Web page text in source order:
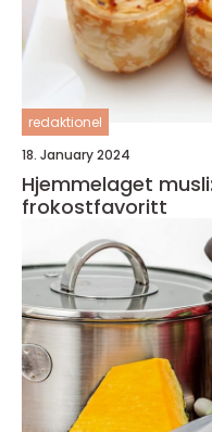
redaktionel
18. January 2024
Hjemmelaget
frokostfavoritt